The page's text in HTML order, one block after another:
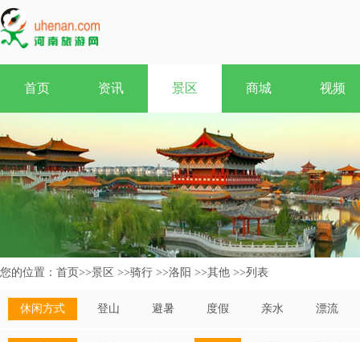
首页 资讯 景区 商城 视频
您的位置： 首页>>景区 >>骑行 >>洛阳 >>其他 >>列表
休闲方式 登山 避暑 度假 亲水 漂流